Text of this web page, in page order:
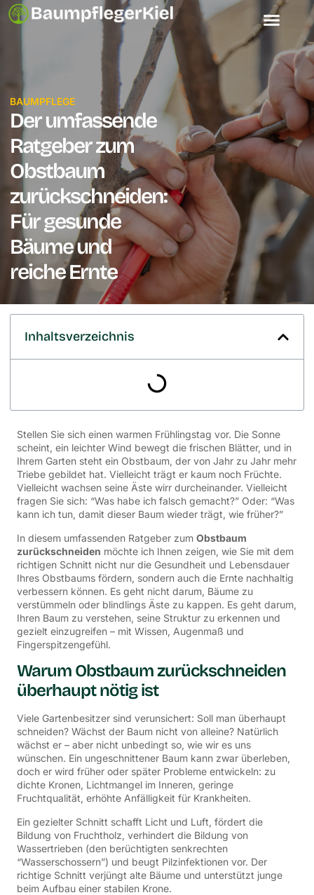
BAUMPFLEGE
Der umfassende
Ratgeber zum
Obstbaum
zurückschneiden:
Für gesunde
Bäume und
reiche Ernte
Inhaltsverzeichnis
Stellen Sie sich einen warmen Frühlingstag vor. Die Sonne
scheint, ein leichter Wind bewegt die frischen Blätter, und in
Ihrem Garten steht ein Obstbaum, der von Jahr zu Jahr mehr
Triebe gebildet hat. Vielleicht trägt er kaum noch Früchte.
Vielleicht wachsen seine Äste wirr durcheinander. Vielleicht
fragen Sie sich: “Was habe ich falsch gemacht?” Oder: “Was
kann ich tun, damit dieser Baum wieder trägt, wie früher?”
In diesem umfassenden Ratgeber zum Obstbaum
zurückschneiden möchte ich Ihnen zeigen, wie Sie mit dem
richtigen Schnitt nicht nur die Gesundheit und Lebensdauer
Ihres Obstbaums fördern, sondern auch die Ernte nachhaltig
verbessern können. Es geht nicht darum, Bäume zu
verstümmeln oder blindlings Äste zu kappen. Es geht darum,
Ihren Baum zu verstehen, seine Struktur zu erkennen und
gezielt einzugreifen – mit Wissen, Augenmaß und
Fingerspitzengefühl.
Warum Obstbaum zurückschneiden
überhaupt nötig ist
Viele Gartenbesitzer sind verunsichert: Soll man überhaupt
schneiden? Wächst der Baum nicht von alleine? Natürlich
wächst er – aber nicht unbedingt so, wie wir es uns
wünschen. Ein ungeschnittener Baum kann zwar überleben,
doch er wird früher oder später Probleme entwickeln: zu
dichte Kronen, Lichtmangel im Inneren, geringe
Fruchtqualität, erhöhte Anfälligkeit für Krankheiten.
Ein gezielter Schnitt schafft Licht und Luft, fördert die
Bildung von Fruchtholz, verhindert die Bildung von
Wassertrieben (den berüchtigten senkrechten
“Wasserschossern”) und beugt Pilzinfektionen vor. Der
richtige Schnitt verjüngt alte Bäume und unterstützt junge
beim Aufbau einer stabilen Krone.